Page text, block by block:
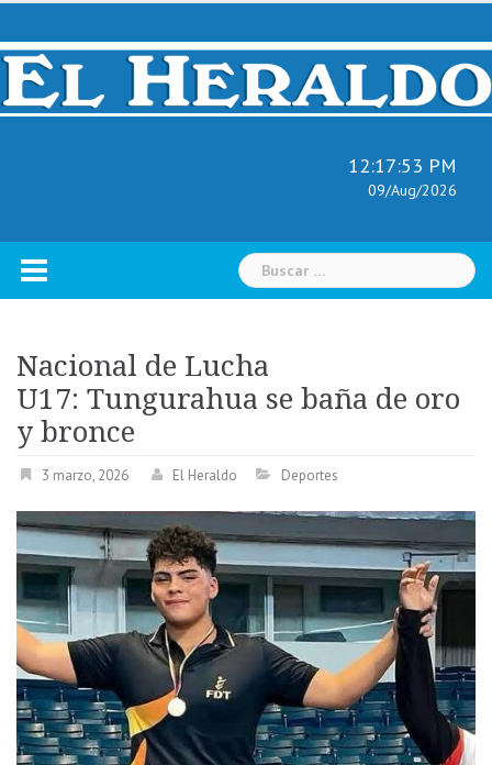
Skip
content
12:17:54 PM
09/Aug/2026
Buscar:
Nacional de Lucha
U17: Tungurahua se baña de oro
y bronce
3 marzo, 2026 El Heraldo Deportes